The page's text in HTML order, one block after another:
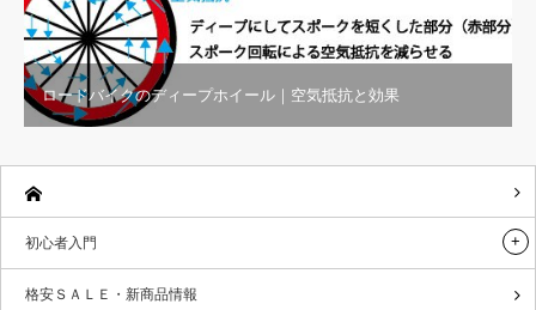
ロードバイクのディープホイール｜空気抵抗と効果
初心者入門
格安ＳＡＬＥ・新商品情報